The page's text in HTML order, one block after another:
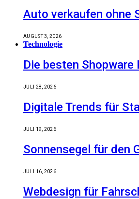
Auto verkaufen ohne
AUGUST 3, 2026
Technologie
Die besten
JULI 28, 2026
Digitale Trends für
JULI 19, 2026
Sonnensegel für den
JULI 16, 2026
Webdesign für